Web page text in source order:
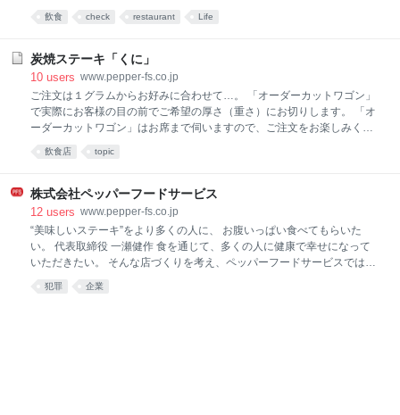
ールで食事をお楽しみください 。 ランチはステーキく
300gのボリュームある…ワイルドステーキとワイルド
ハンバーグ
ーカットステーキ」は大好評です。
飲食 check restaurant Life
炭焼ステーキ「くに」
10 users www.pepper-fs.co.jp
ご注文は１グラムからお好みに合わせて…。 「オーダーカットワゴン」
で実際にお客様の目の前でご希望の厚さ（重さ）にお切りします。 「オ
ーダーカットワゴン」はお席まで伺いますので、ご注文をお楽しみくだ
さい。
飲食店 topic
株式会社ペッパーフードサービス
12 users www.pepper-fs.co.jp
“美味しいステーキ”をより多くの人に、 お腹いっぱい食べてもらいた
い。 代表取締役 一瀬健作 食を通じて、多くの人に健康で幸せになって
いただきたい。 そんな店づくりを考え、ペッパーフードサービスでは、
創業者の『正笑』の理念をもとに常に品質にこだわりながらよりリーズ
ナブルな価格で、より多くの人に食を提供できるよう日々努めて参りま
犯罪 企業